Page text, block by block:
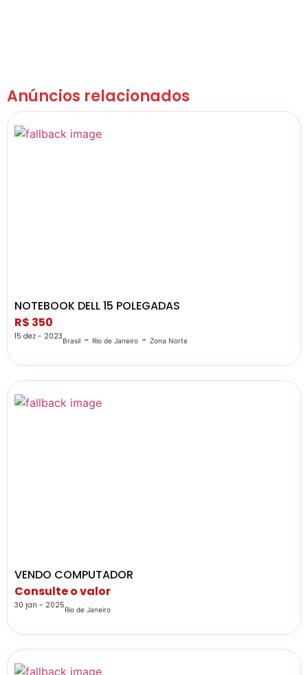
Anúncios relacionados
NOTEBOOK DELL 15 POLEGADAS
R$ 350
15 dez - 2023Brasil - Rio de Janeiro - Zona Norte
VENDO COMPUTADOR
Consulte o valor
30 jan - 2025Rio de Janeiro